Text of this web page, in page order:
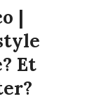
|
Et